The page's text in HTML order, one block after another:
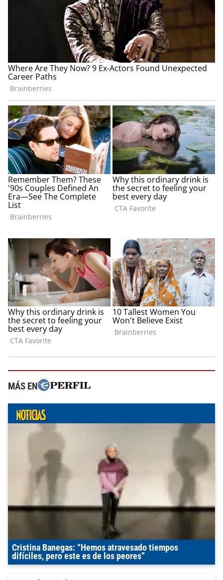
MÁS EN
Cristina Banegas: “Hemos atravesado tiempos
difíciles, pero este es de los peores”